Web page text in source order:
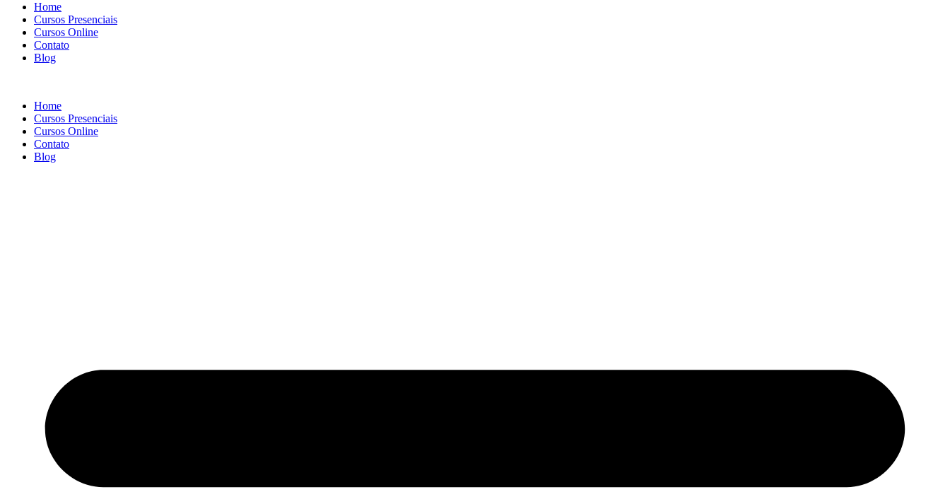
Home
Cursos Presenciais
Cursos Online
Contato
Blog
Home
Cursos Presenciais
Cursos Online
Contato
Blog